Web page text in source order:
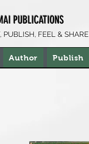
PUBLICATIONS
PUBLISH, FEEL & SHARE
Author Publish